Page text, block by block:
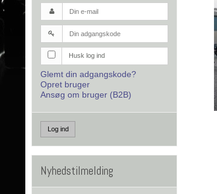
Husk log ind
Glemt din adgangskode?
Opret bruger
Ansøg om bruger (B2B)
Log ind
Nyhedstilmelding